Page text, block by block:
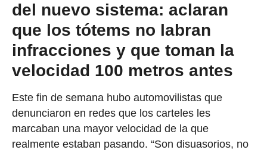
del nuevo sistema: aclaran
que los tótems no labran
infracciones y que toman la
velocidad 100 metros antes
Este fin de semana hubo automovilistas que
denunciaron en redes que los carteles les
marcaban una mayor velocidad de la que
realmente estaban pasando. “Son disuasorios, no